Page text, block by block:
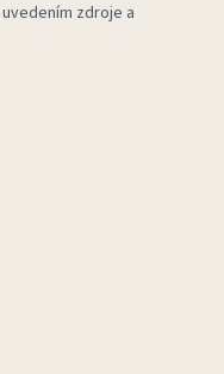
zdroje a